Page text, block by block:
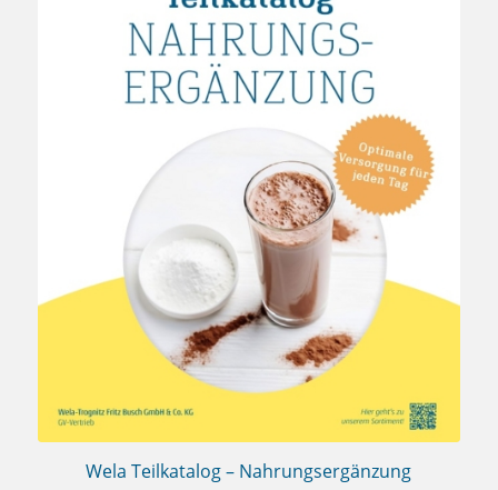
Wela Teilkatalog – Nahrungsergänzung